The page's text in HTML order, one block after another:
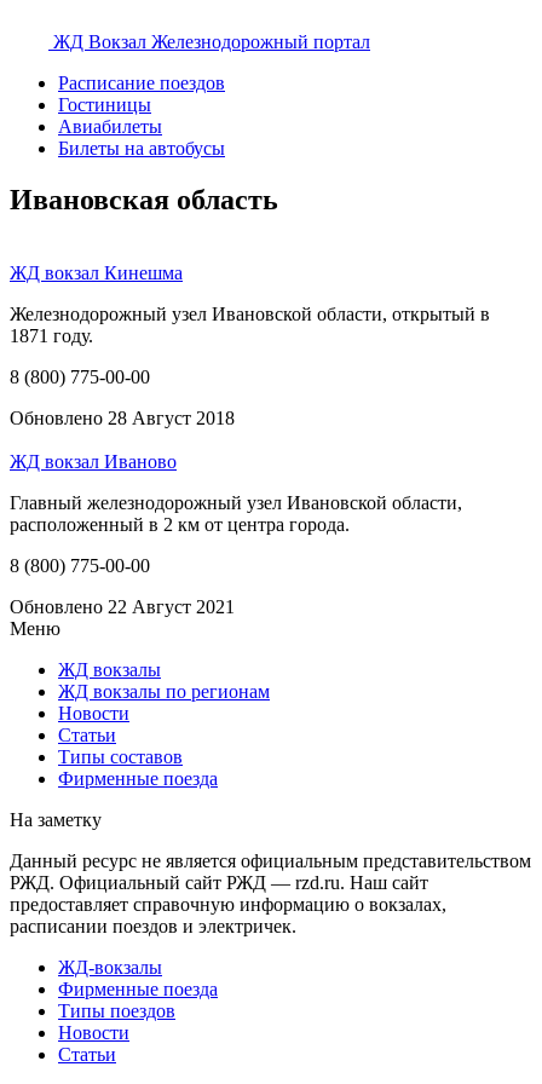
ЖД Вокзал Железнодорожный портал
Расписание поездов
Гостиницы
Авиабилеты
Билеты на автобусы
Ивановская область
ЖД вокзал Кинешма
Железнодорожный узел Ивановской области, открытый в
1871 году.
8 (800) 775-00-00
Обновлено 28 Август 2018
ЖД вокзал Иваново
Главный железнодорожный узел Ивановской области,
расположенный в 2 км от центра города.
8 (800) 775-00-00
Обновлено 22 Август 2021
Меню
ЖД вокзалы
ЖД вокзалы по регионам
Новости
Статьи
Типы составов
Фирменные поезда
На заметку
Данный ресурс не является официальным представительством
РЖД. Официальный сайт РЖД — rzd.ru. Наш сайт
предоставляет справочную информацию о вокзалах,
расписании поездов и электричек.
ЖД-вокзалы
Фирменные поезда
Типы поездов
Новости
Статьи